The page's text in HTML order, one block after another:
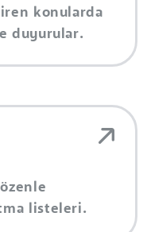
konularda
duyurular.
listeleri.